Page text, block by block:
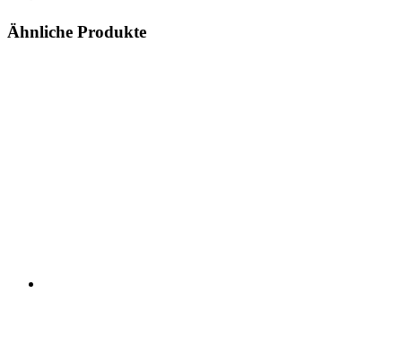
Ähnliche Produkte